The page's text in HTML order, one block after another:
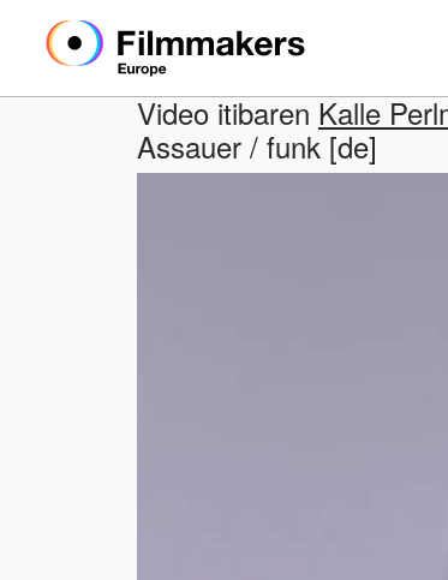
Video itibaren Kalle
Assauer / funk [de]